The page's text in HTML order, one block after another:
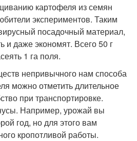
картофеля из семян
экспериментов. Таким
посадочный материал,
даже экономят. Всего 50 г
1 га поля.
непривычного нам способа
можно отметить длительное
при транспортировке.
Например, урожай вы
год, но для этого вам
кропотливой работы.